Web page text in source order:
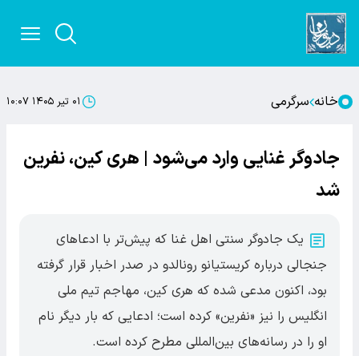
خانه سرگرمی ۰۱ تیر ۱۴۰۵ ۱۰:۰۷
جادوگر غنایی وارد می‌شود | هری کین، نفرین
شد
یک جادوگر سنتی اهل غنا که پیش‌تر با ادعاهای
جنجالی درباره کریستیانو رونالدو در صدر اخبار قرار گرفته
بود، اکنون مدعی شده که هری کین، مهاجم تیم ملی
انگلیس را نیز «نفرین» کرده است؛ ادعایی که بار دیگر نام
او را در رسانه‌های بین‌المللی مطرح کرده است.